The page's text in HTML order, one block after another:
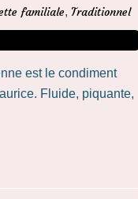
familiale, Traditionnel
est le condiment
Fluide, piquante,